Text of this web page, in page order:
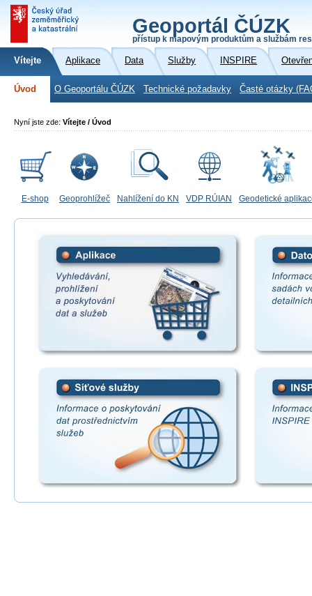
Geoportál ČÚZK
přístup k mapovým produktům a službám
Vítejte Aplikace Data Služby INSPIRE
Úvod O Geoportálu ČÚZK Technické požadavky Časté otázky
Nyní jste zde: Vítejte / Úvod
E-shop Geoprohlížeč Nahlížení do KN VDP RÚIAN Geodetické